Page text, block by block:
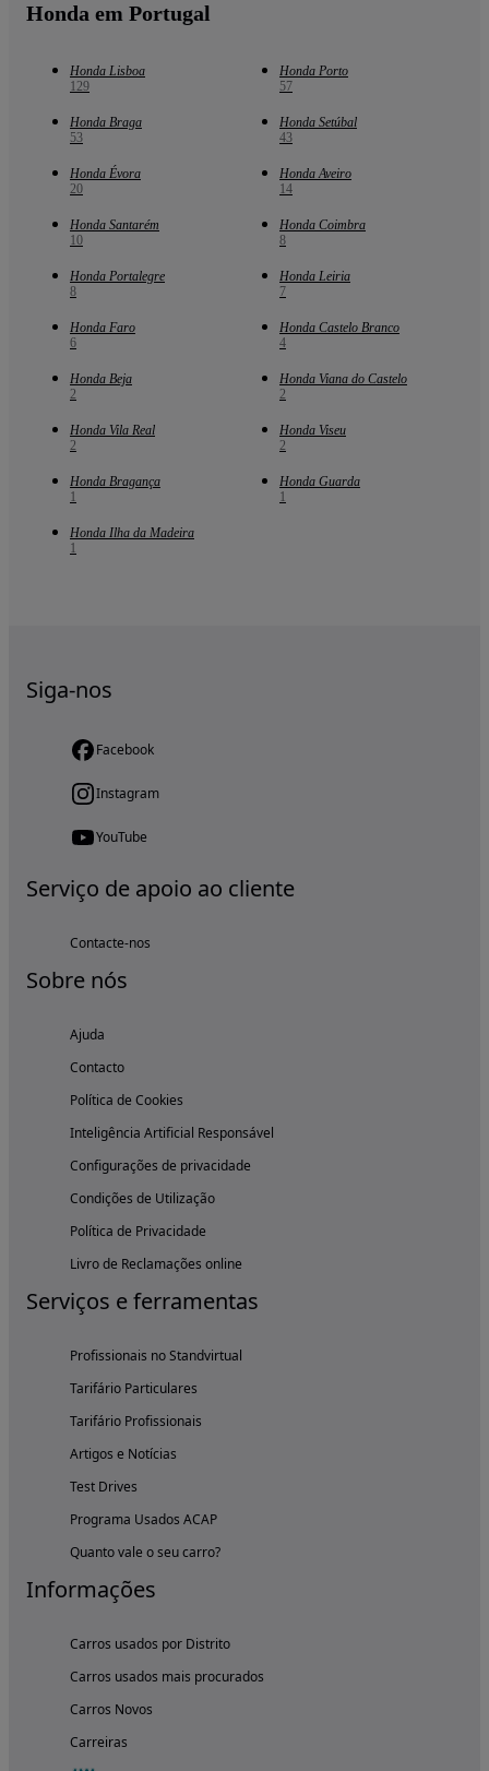
Honda em Portugal
Honda Lisboa
129
Honda Porto
57
Honda Braga
53
Honda Setúbal
43
Honda Évora
20
Honda Aveiro
14
Honda Santarém
10
Honda Coimbra
8
Honda Portalegre
8
Honda Leiria
7
Honda Faro
6
Honda Castelo Branco
4
Honda Beja
2
Honda Viana do Castelo
2
Honda Vila Real
2
Honda Viseu
2
Honda Bragança
1
Honda Guarda
1
Honda Ilha da Madeira
1
Siga-nos
Facebook
Instagram
YouTube
Serviço de apoio ao cliente
Contacte-nos
Sobre nós
Ajuda
Contacto
Política de Cookies
Inteligência Artificial Responsável
Configurações de privacidade
Condições de Utilização
Política de Privacidade
Livro de Reclamações online
Serviços e ferramentas
Profissionais no Standvirtual
Tarifário Particulares
Tarifário Profissionais
Artigos e Notícias
Test Drives
Programa Usados ACAP
Quanto vale o seu carro?
Informações
Carros usados por Distrito
Carros usados mais procurados
Carros Novos
Carreiras